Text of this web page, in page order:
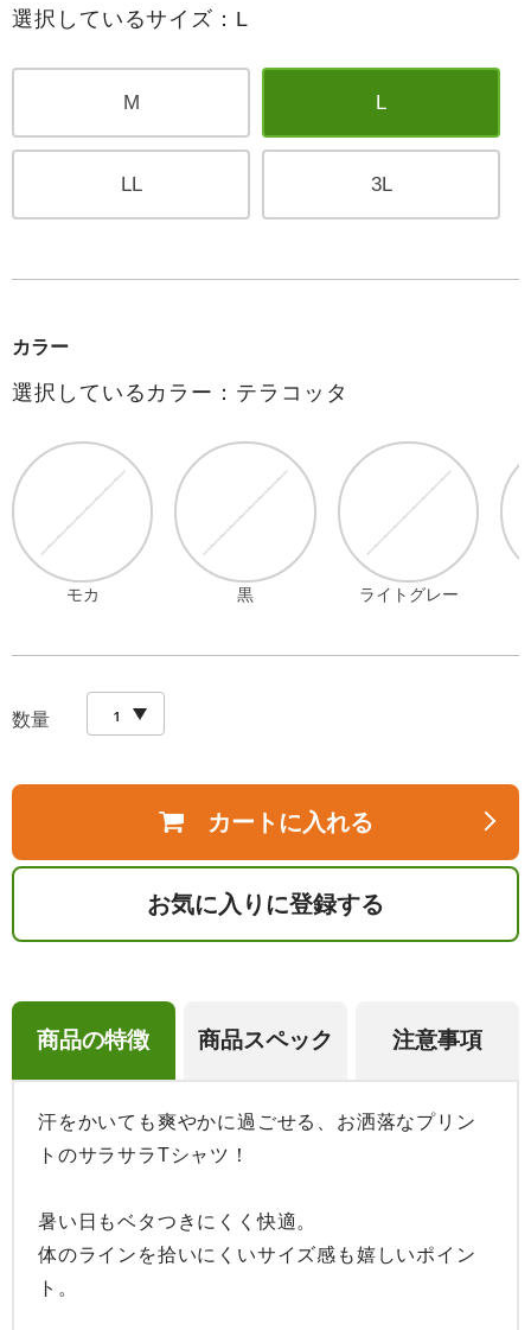
選択しているサイズ：L
M L
LL 3L
カラー
選択しているカラー：テラコッタ
モカ 黒 ライトグレー
数量
カートに入れる
お気に入りに登録する
商品の特徴 商品スペック 注意事項
汗をかいても爽やかに過ごせる、お洒落なプリン
トのサラサラTシャツ！
暑い日もベタつきにくく快適。
体のラインを拾いにくいサイズ感も嬉しいポイン
ト。